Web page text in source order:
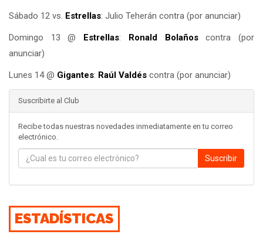
Sábado 12 vs. Estrellas: Julio Teherán contra (por anunciar)
Domingo 13 @ Estrellas: Ronald Bolañoscontra (por
anunciar)
Lunes 14 @ Gigantes: Raúl Valdés contra (por anunciar)
Suscribirte al Club
Recibe todas nuestras novedades inmediatamente en tu correo
electrónico.
Suscribir
ESTADÍSTICAS